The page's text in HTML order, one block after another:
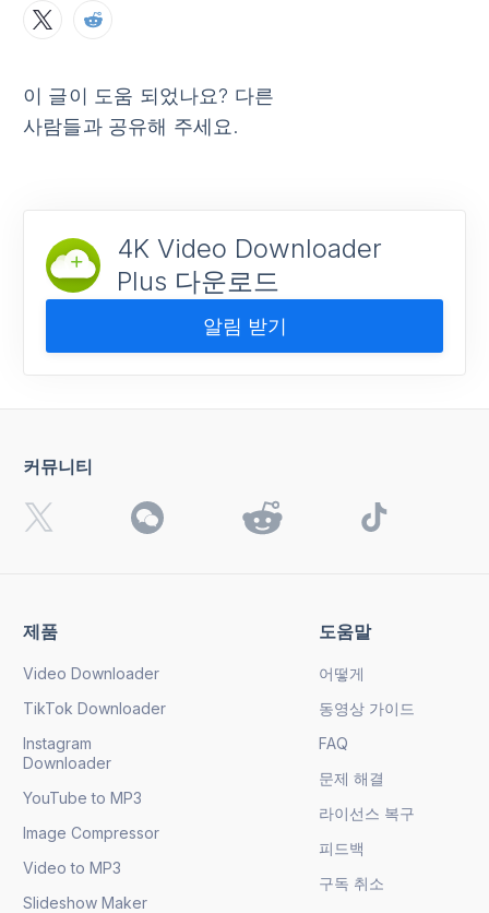
이 글이 도움 되었나요? 다른
사람들과 공유해 주세요.
4K Video Downloader
Plus 다운로드
알림 받기
제품
Video Downloader
TikTok Downloader
Instagram
Downloader
YouTube to MP3
Image Compressor
Video to MP3
Slideshow Maker
도움말
어떻게
동영상 가이드
FAQ
문제 해결
라이선스 복구
피드백
구독 취소
커뮤니티